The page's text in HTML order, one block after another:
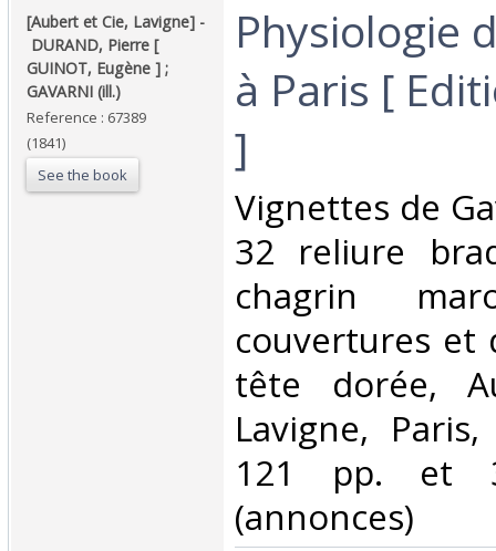
‎[Aubert et Cie, Lavigne] -
‎ ‎DURAND, Pierre [
GUINOT, Eugène ] ;
GAVARNI (ill.)‎
Reference : 67389
(1841)
See the book
‎Physiologie
à Paris [
]‎
‎Vignettes de
32 reliure
chagrin
couvertures et
tête dorée,
Lavigne,
121 pp. et
(annonces)‎